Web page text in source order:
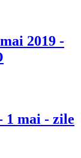
2019 -
1 mai - zile